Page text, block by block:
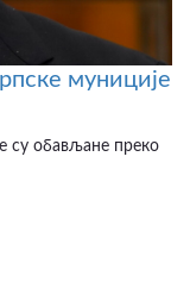
муниције
су обављане преко